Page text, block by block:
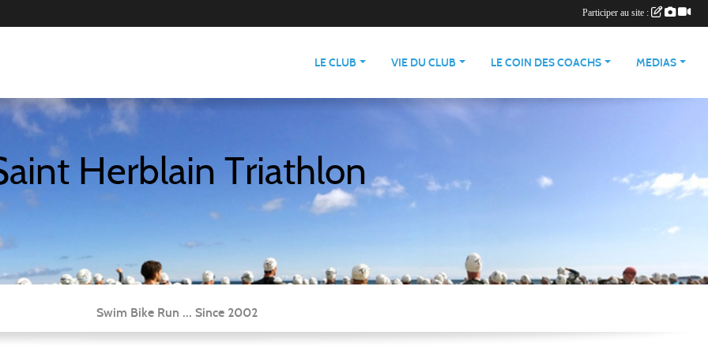
LE CLUB VIE DU CLUB LE COIN DES COACHS MEDIAS
Herblain Triathlon
Swim Bike Run ... Since 2002
Participer au site :